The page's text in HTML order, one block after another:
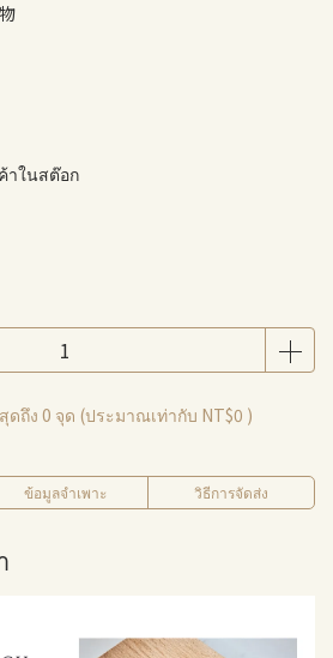
าในสต๊อก
ดถึง 0 จุด (ประมาณเท่ากับ NT$0 )
ข้อมูลจำเพาะ วิธีการจัดส่ง